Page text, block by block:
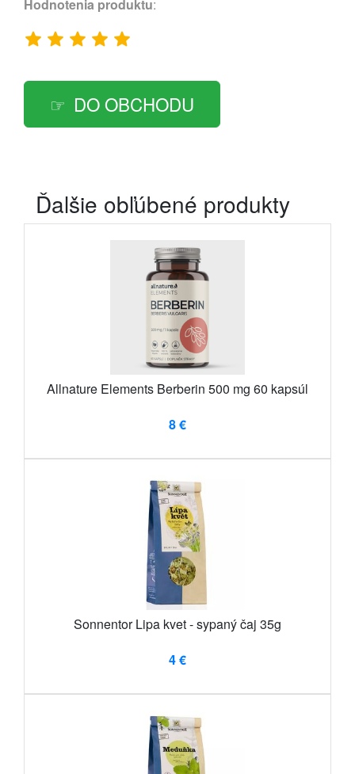
Hodnotenia produktu:
DO OBCHODU
Ďalšie obľúbené produkty
Allnature Elements Berberin 500 mg 60 kapsúl
8 €
Sonnentor Lipa kvet - sypaný čaj 35g
4 €